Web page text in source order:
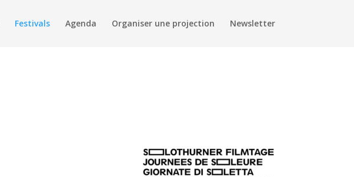
Festivals Agenda Organiser une projection Newsletter